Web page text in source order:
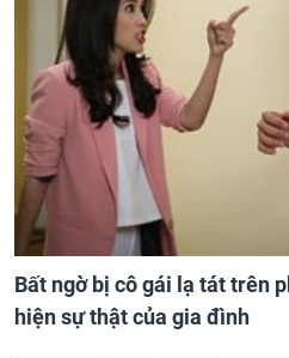
Bất ngờ bị cô gái lạ tát trên
hiện sự thật của gia đình